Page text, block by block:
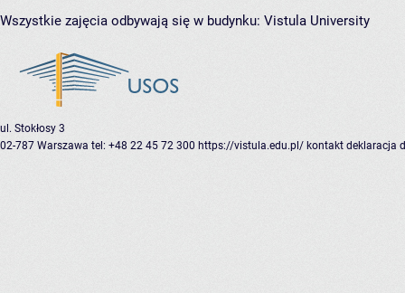
Wszystkie zajęcia odbywają się w budynku: Vistula University
ul. Stokłosy 3
02-787 Warszawa tel: +48 22 45 72 300 https://vistula.edu.pl/ kontakt deklaracja